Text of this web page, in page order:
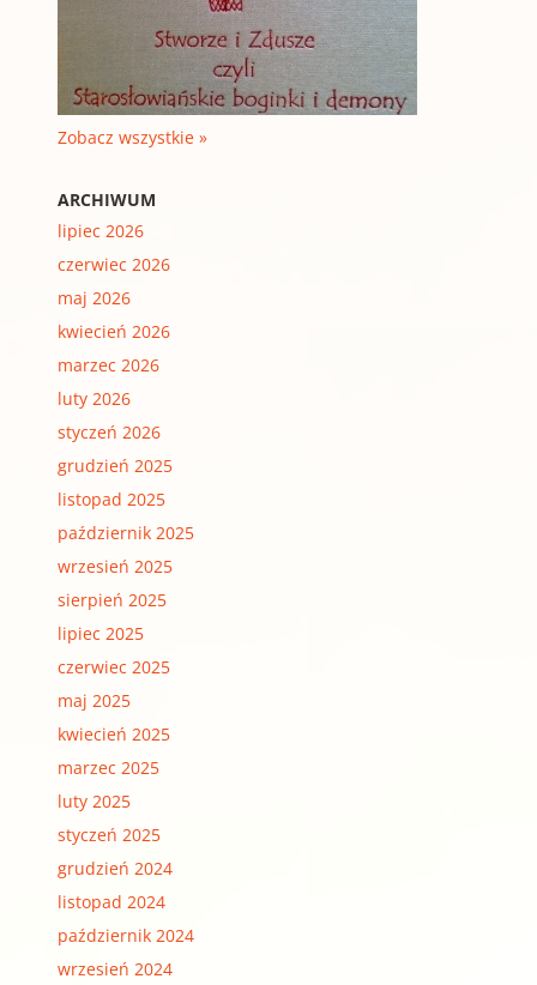
Zobacz wszystkie »
ARCHIWUM
lipiec 2026
czerwiec 2026
maj 2026
kwiecień 2026
marzec 2026
luty 2026
styczeń 2026
grudzień 2025
listopad 2025
październik 2025
wrzesień 2025
sierpień 2025
lipiec 2025
czerwiec 2025
maj 2025
kwiecień 2025
marzec 2025
luty 2025
styczeń 2025
grudzień 2024
listopad 2024
październik 2024
wrzesień 2024